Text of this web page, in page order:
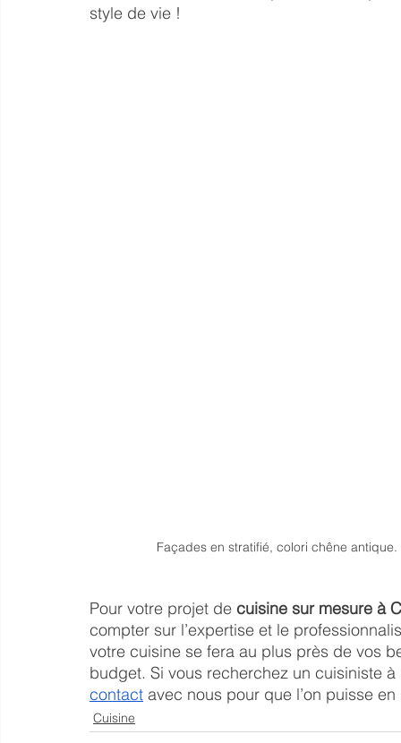
style de vie !
Façades en stratifié, colori chêne
Pour votre projet de cuisine sur mesure à
compter sur l’expertise et le
votre cuisine se fera au plus près de vos
budget. Si vous recherchez un cuisiniste à
contact avec nous pour que l’on puisse
Cuisine